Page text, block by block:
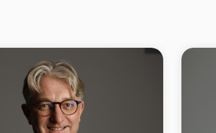
26 71 16 02